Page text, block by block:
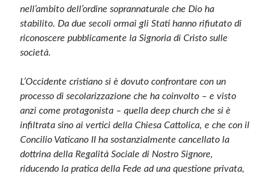
nell’ambito dell’ordine soprannaturale che Dio ha
stabilito. Da due secoli ormai gli Stati hanno rifiutato di
riconoscere pubblicamente la Signoria di Cristo sulle
società.
L’Occidente cristiano si è dovuto confrontare con un
processo di secolarizzazione che ha coinvolto – e visto
anzi come protagonista – quella deep church che si è
infiltrata sino ai vertici della Chiesa Cattolica, e che con il
Concilio Vaticano II ha sostanzialmente cancellato la
dottrina della Regalità Sociale di Nostro Signore,
riducendo la pratica della Fede ad una questione privata,